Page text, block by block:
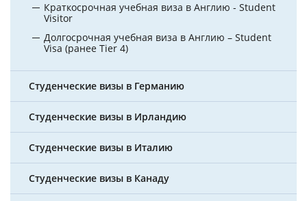
Краткосрочная учебная виза в Англию - Student
Visitor
Долгосрочная учебная виза в Англию – Student
Visa (ранее Tier 4)
Студенческие визы в Германию
Студенческие визы в Ирландию
Студенческие визы в Италию
Студенческие визы в Канаду